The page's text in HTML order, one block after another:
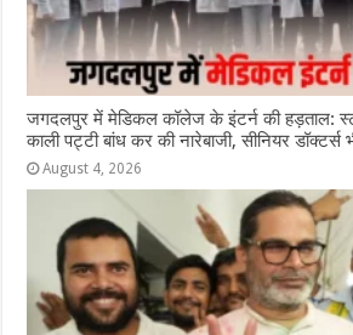
जगदलपुर में मेडिकल कॉलेज के इंटर्न की हड़ताल:
काली पट्टी बांध कर की नारेबाजी, सीनियर
August 4, 2026